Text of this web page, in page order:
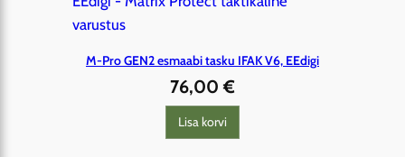
M-Pro GEN2 esmaabi tasku IFAK V6, EEdigi
76,00€
Lisa korvi